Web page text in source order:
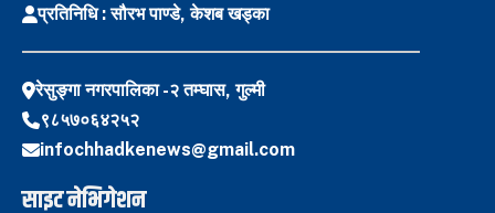
प्रतिनिधि : सौरभ पाण्डे, केशब खड्का
रेसुङ्गा नगरपालिका -२ तम्घास, गुल्मी
९८५७०६४२५२
infochhadkenews@gmail.com
साइट नेभिगेशन